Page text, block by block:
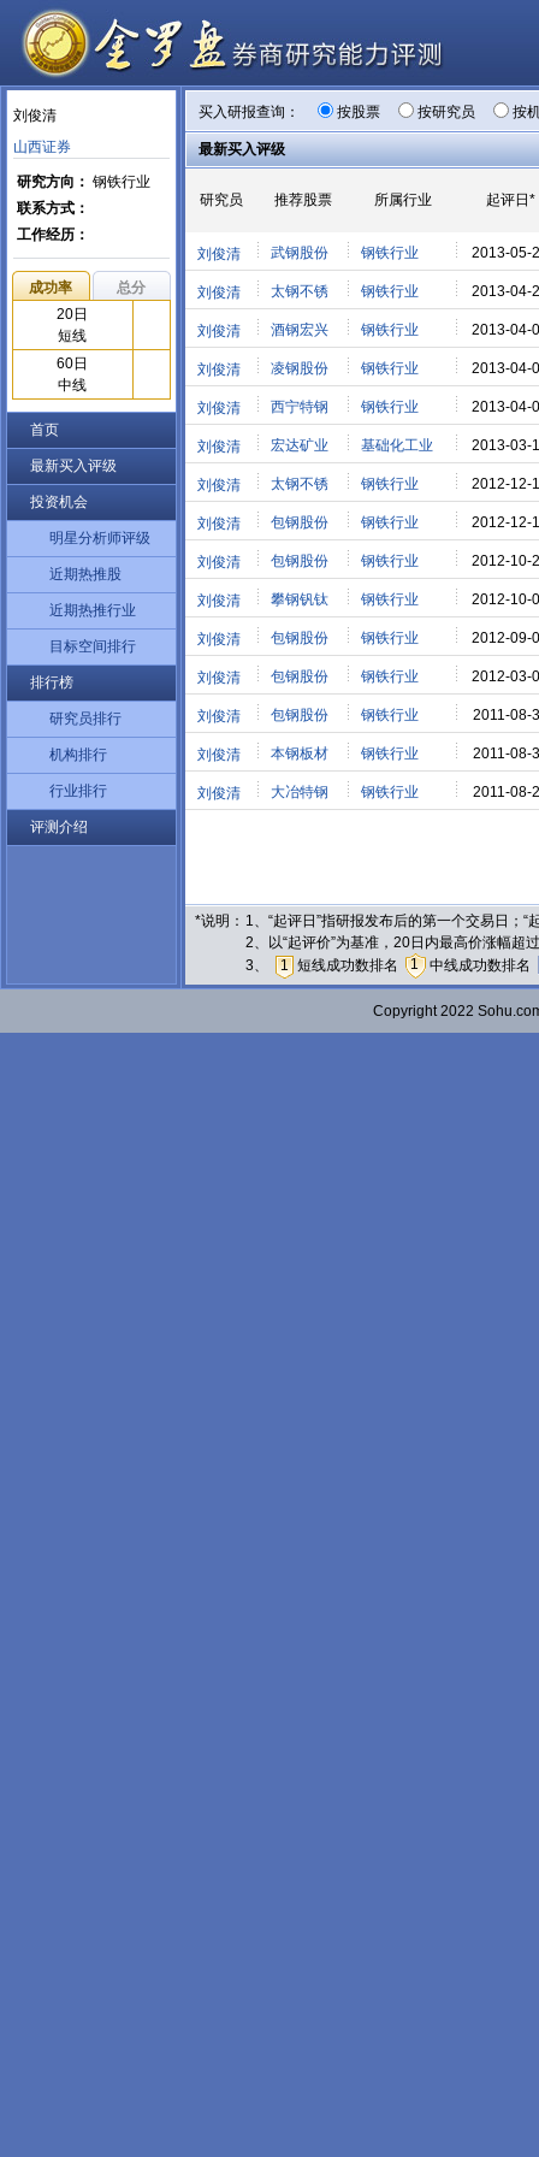
刘俊清
山西证券
研究方向： 钢铁行业
联系方式：
工作经历：
成功率
总分
20日
短线
60日
中线
首页
最新买入评级
投资机会
明星分析师评级
近期热推股
近期热推行业
目标空间排行
排行榜
研究员排行
机构排行
行业排行
评测介绍
买入研报查询： 按股票 按研究员 按
最新买入评级
研究员 推荐股票 所属行业 起评日*
刘俊清 武钢股份 钢铁行业 2013-05-
刘俊清 太钢不锈 钢铁行业 2013-04-
刘俊清 酒钢宏兴 钢铁行业 2013-04-
刘俊清 凌钢股份 钢铁行业 2013-04-
刘俊清 西宁特钢 钢铁行业 2013-04-
刘俊清 宏达矿业 基础化工业 2013-03-
刘俊清 太钢不锈 钢铁行业 2012-12-
刘俊清 包钢股份 钢铁行业 2012-12-
刘俊清 包钢股份 钢铁行业 2012-10-
刘俊清 攀钢钒钛 钢铁行业 2012-10-
刘俊清 包钢股份 钢铁行业 2012-09-
刘俊清 包钢股份 钢铁行业 2012-03-
刘俊清 包钢股份 钢铁行业 2011-08-
刘俊清 本钢板材 钢铁行业 2011-08-
刘俊清 大冶特钢 钢铁行业 2011-08-
*说明： 1、“起评日”指研报发布后的第一个交易日；
2、以“起评价”为基准，20日内最高价涨幅
3、
1 短线成功数排名 1 中线成功数排名
Copyright 2022